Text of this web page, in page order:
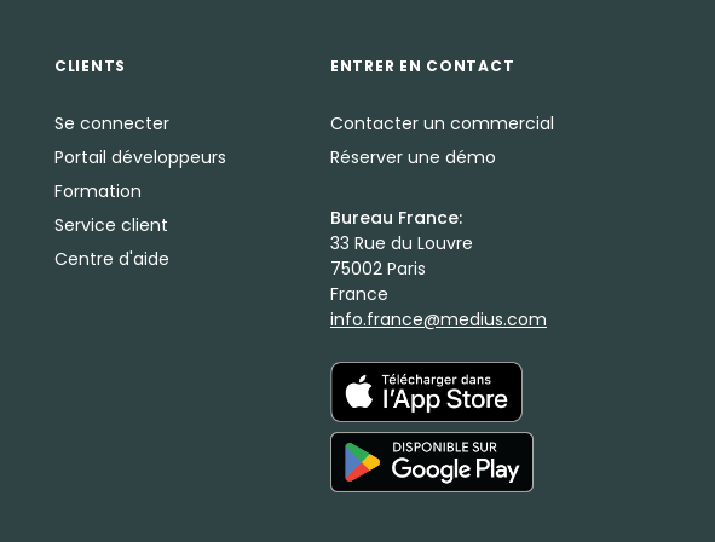
CLIENTS
Se connecter
Portail développeurs
Formation
Service client
Centre d'aide
ENTRER EN CONTACT
Contacter un commercial
Réserver une démo
Bureau France:
33 Rue du Louvre
75002 Paris
France
info.france@medius.com